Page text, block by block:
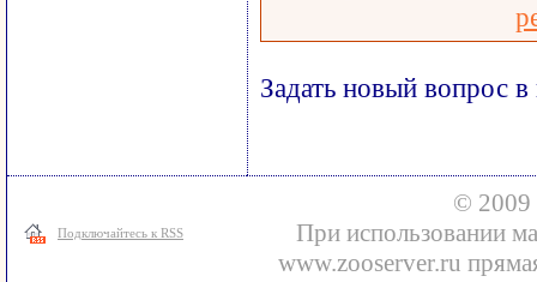
Задать новый вопрос
Подключайтесь к RSS
© 2009
При использовании
www.zooserver.ru